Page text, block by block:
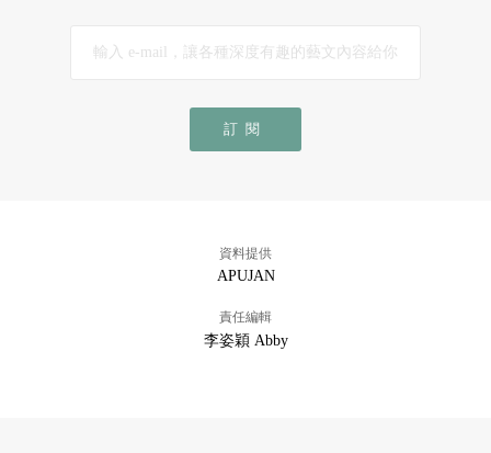
訂閱
資料提供
APUJAN
責任編輯
李姿穎 Abby